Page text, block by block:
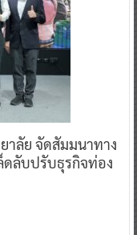
ลัย จัดสัมมนาทาง
ดลับปรับธุรกิจท่อง